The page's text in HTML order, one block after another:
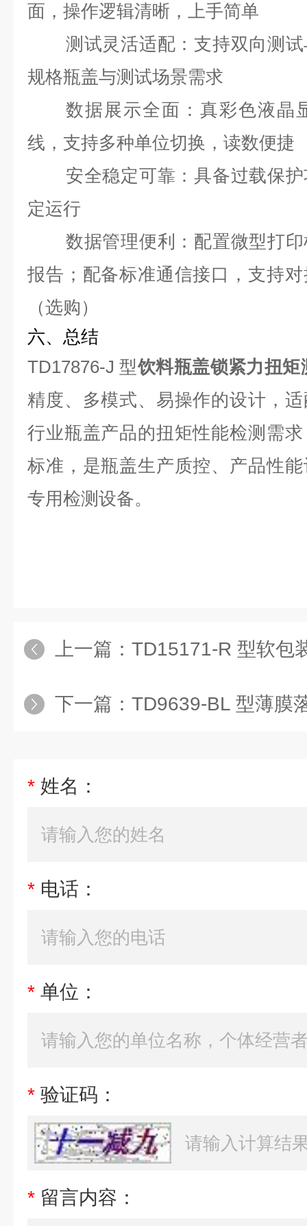
面，操作逻辑清晰，上手简单
测试灵活适配 ：支持双向测
规格瓶盖与测试场景需求
数据展示全面 ：真彩色液晶
线，支持多种单位切换，读数便捷
安全稳定可靠 ：具备过载保
定运行
数据管理便利 ：配置微型打
报告；配备标准通信接口，支持
（选购）
六、总结
TD17876-J 型饮料瓶盖锁紧力扭
精度、多模式、易操作的设计，
行业瓶盖产品的扭矩性能检测需
标准，是瓶盖生产质控、产品性
专用检测设备。
上一篇： TD15171-R 型软包
下一篇： TD9639-BL 型薄膜
* 姓名：
* 电话：
* 单位：
* 验证码：
* 留言内容：